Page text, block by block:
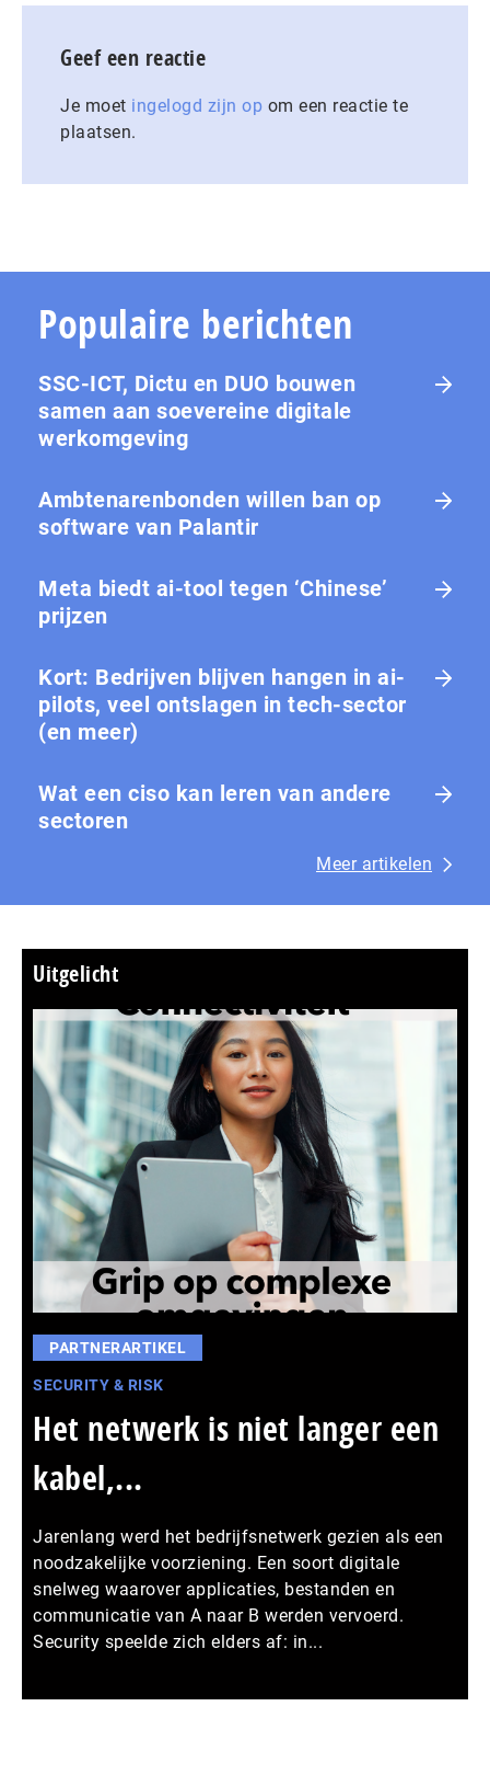
Geef een reactie
Je moet ingelogd zijn op om een reactie te
plaatsen.
Populaire berichten
SSC-ICT, Dictu en DUO bouwen
samen aan soevereine digitale
werkomgeving
Ambtenarenbonden willen ban op
software van Palantir
Meta biedt ai-tool tegen ‘Chinese’
prijzen
Kort: Bedrijven blijven hangen in ai-
pilots, veel ontslagen in tech-sector
(en meer)
Wat een ciso kan leren van andere
sectoren
Meer artikelen
Uitgelicht
PARTNERARTIKEL
SECURITY & RISK
Het netwerk is niet langer een
kabel,...
Jarenlang werd het bedrijfsnetwerk gezien als een
noodzakelijke voorziening. Een soort digitale
snelweg waarover applicaties, bestanden en
communicatie van A naar B werden vervoerd.
Security speelde zich elders af: in...